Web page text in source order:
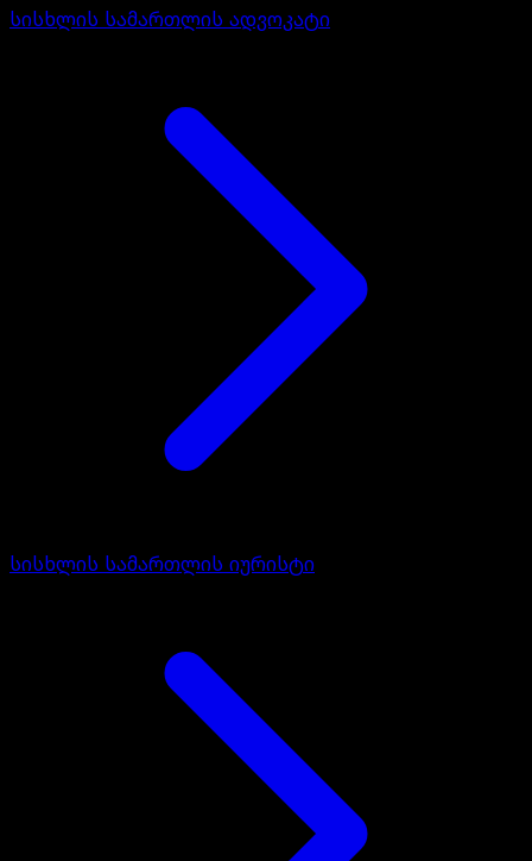
სისხლის სამართლის ადვოკატი
სისხლის სამართლის იურისტი